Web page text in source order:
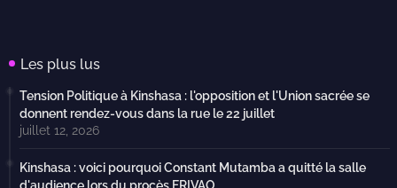
Les plus lus
Tension Politique à Kinshasa : l'opposition et l'Union sacrée se
donnent rendez-vous dans la rue le 22 juillet
juillet 12, 2026
Kinshasa : voici pourquoi Constant Mutamba a quitté la salle